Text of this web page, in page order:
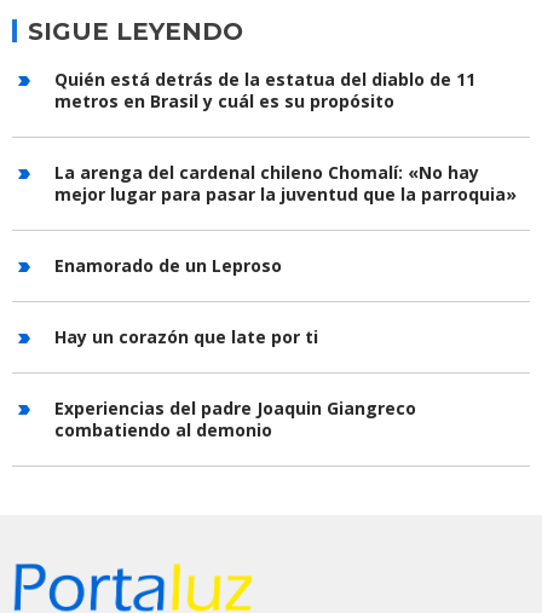
SIGUE LEYENDO
Quién está detrás de la estatua del diablo de 11
metros en Brasil y cuál es su propósito
La arenga del cardenal chileno Chomalí: «No hay
mejor lugar para pasar la juventud que la parroquia»
Enamorado de un Leproso
Hay un corazón que late por ti
Experiencias del padre Joaquin Giangreco
combatiendo al demonio